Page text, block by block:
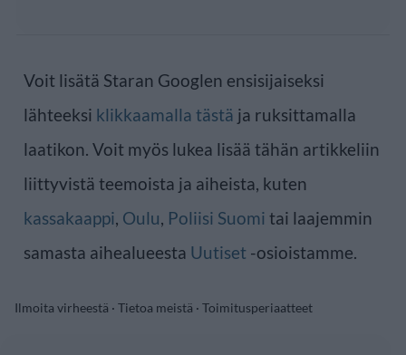
Voit lisätä Staran Googlen ensisijaiseksi
lähteeksi klikkaamalla tästä ja ruksittamalla
laatikon. Voit myös lukea lisää tähän artikkeliin
liittyvistä teemoista ja aiheista, kuten
kassakaappi, Oulu, Poliisi Suomi tai laajemmin
samasta aihealueesta Uutiset -osioistamme.
Ilmoita virheestä · Tietoa meistä · Toimitusperiaatteet